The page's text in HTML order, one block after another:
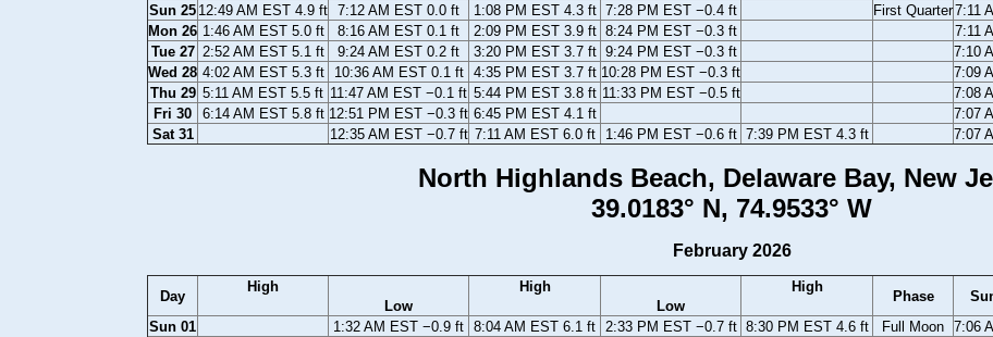
Sun 25 12:49 AM EST 4.9 ft 7:12 AM EST 0.0 ft 1:08 PM EST 4.3 ft 7:28 PM EST −0.4 ft First Quarter7:11
Mon 26 1:46 AM EST 5.0 ft 8:16 AM EST 0.1 ft 2:09 PM EST 3.9 ft 8:24 PM EST −0.3 ft 7:11
Tue 27 2:52 AM EST 5.1 ft 9:24 AM EST 0.2 ft 3:20 PM EST 3.7 ft 9:24 PM EST −0.3 ft 7:10
Wed 28 4:02 AM EST 5.3 ft 10:36 AM EST 0.1 ft 4:35 PM EST 3.7 ft 10:28 PM EST −0.3 ft 7:09
Thu 29 5:11 AM EST 5.5 ft 11:47 AM EST −0.1 ft 5:44 PM EST 3.8 ft 11:33 PM EST −0.5 ft 7:08
Fri 30
6:14 AM EST 5.8 ft 12:51 PM EST −0.3 ft 6:45 PM EST 4.1 ft 7:07
Sat 31
12:35 AM EST −0.7 ft 7:11 AM EST 6.0 ft 1:46 PM EST −0.6 ft 7:39 PM EST 4.3 ft 7:07
North Highlands Beach, Delaware Bay, New
39.0183° N, 74.9533° W
February 2026
Day
High
Low
High
Low
High
Phase
Sun 01
1:32 AM EST −0.9 ft 8:04 AM EST 6.1 ft 2:33 PM EST −0.7 ft 8:30 PM EST 4.6 ft Full Moon 7:06